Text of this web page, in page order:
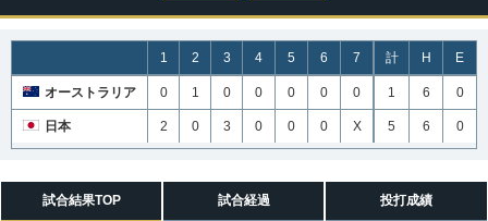
1 2 3 4 5 6 7 計 H E
オーストラリア 0 1 0 0 0 0 0 1 6 0
日本 2 0 3 0 0 0 X 5 6 0
試合結果TOP 試合経過 投打成績